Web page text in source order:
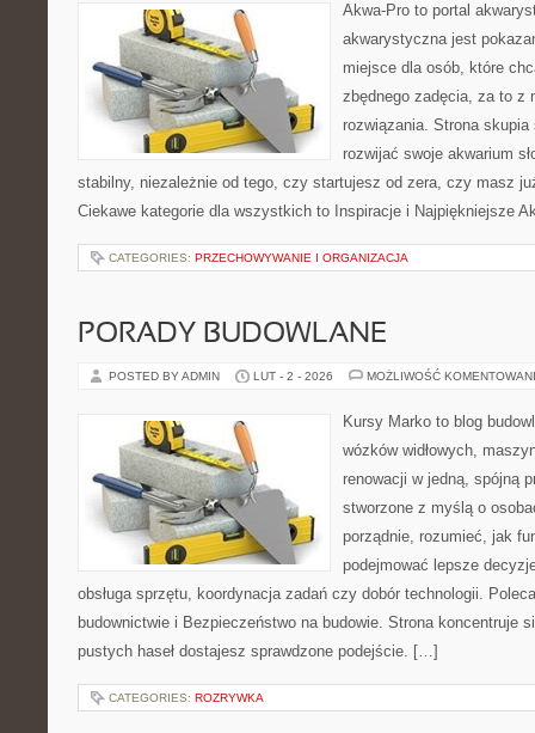
Akwa-Pro to portal
akwarystyczna jest
miejsce dla osób, które
zbędnego zadęcia, za to z
rozwiązania. Strona
rozwijać swoje akwarium
stabilny, niezależnie od tego, czy startujesz od zera, czy masz
Ciekawe kategorie dla wszystkich to Inspiracje i Najpiękniejsze
CATEGORIES: PRZECHOWYWANIE I ORGANIZACJA
PORADY BUDOWLANE
POSTED BY ADMIN LUT - 2 - 2026 MOŻLIWOŚĆ
Kursy Marko to blog
wózków widłowych,
renowacji w jedną, spójną
stworzone z myślą o
porządnie, rozumieć, jak
podejmować lepsze
obsługa sprzętu, koordynacja zadań czy dobór technologii.
budownictwie i Bezpieczeństwo na budowie. Strona koncentruje
pustych haseł dostajesz sprawdzone podejście. […]
CATEGORIES: ROZRYWKA